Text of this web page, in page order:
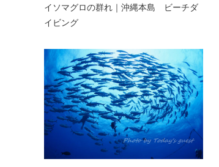
イソマグロの群れ｜沖縄本島 ビーチダ
イビング